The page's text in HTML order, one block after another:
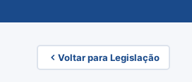
Voltar para Legislação